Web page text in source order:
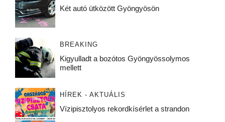
Két autó ütközött Gyöngyösön
BREAKING
Kigyulladt a bozótos Gyöngyössolymos
mellett
HÍREK - AKTUÁLIS
Vízipisztolyos rekordkísérlet a strandon